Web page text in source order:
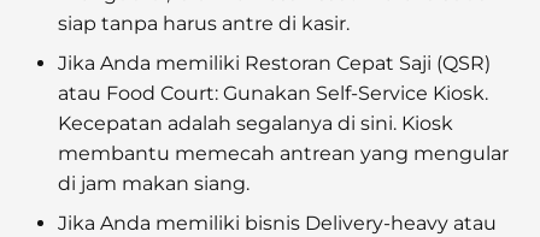
siap tanpa harus antre di kasir.
Jika Anda memiliki Restoran Cepat Saji (QSR)
atau Food Court: Gunakan Self-Service Kiosk.
Kecepatan adalah segalanya di sini. Kiosk
membantu memecah antrean yang mengular
di jam makan siang.
Jika Anda memiliki bisnis Delivery-heavy atau